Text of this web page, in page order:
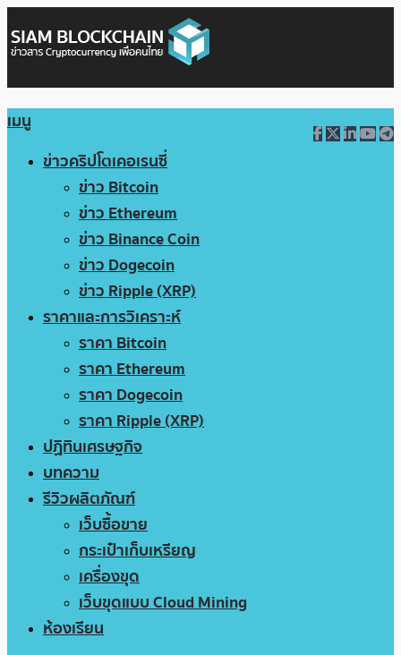
เมนู
ข่าวคริปโตเคอเรนซี่
ข่าว Bitcoin
ข่าว Ethereum
ข่าว Binance Coin
ข่าว Dogecoin
ข่าว Ripple (XRP)
ราคาและการวิเคราะห์
ราคา Bitcoin
ราคา Ethereum
ราคา Dogecoin
ราคา Ripple (XRP)
ปฏิทินเศรษฐกิจ
บทความ
รีวิวผลิตภัณฑ์
เว็บซื้อขาย
กระเป๋าเก็บเหรียญ
เครื่องขุด
เว็บขุดแบบ Cloud Mining
ห้องเรียน